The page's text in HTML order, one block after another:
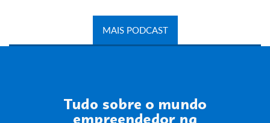
MAIS PODCAST